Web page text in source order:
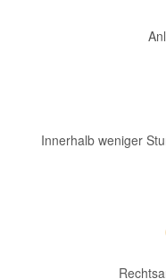
Innerhalb weniger